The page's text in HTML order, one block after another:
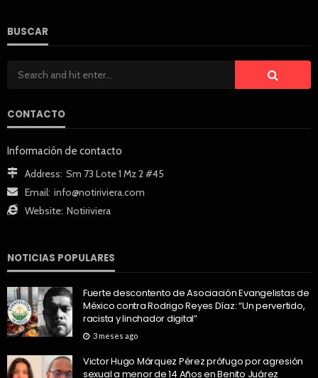
BUSCAR
CONTACTO
Información de contacto
Address: Sm 73 Lote 1 Mz 2 #45
Email: info@notiriviera.com
Website: Notiriviera
NOTICIAS POPULARES
Fuerte descontento de Asociación Evangelistas de
México contra Rodrigo Reyes Díaz: “Un pervertido,
racista y linchador digital”
3 meses ago
Victor Hugo Márquez Pérez prófugo por agresión
sexual a menor de 14 Años en Benito Juárez